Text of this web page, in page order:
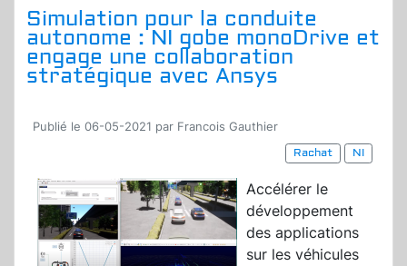
Simulation pour la conduite
autonome : NI gobe monoDrive et
engage une collaboration
stratégique avec Ansys
Publié le 06-05-2021 par Francois Gauthier
Rachat
NI
Accélérer le
développement
des applications
sur les véhicules